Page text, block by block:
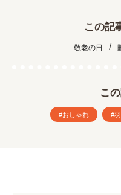
この記
敬老の日 /
こ
おしゃれ